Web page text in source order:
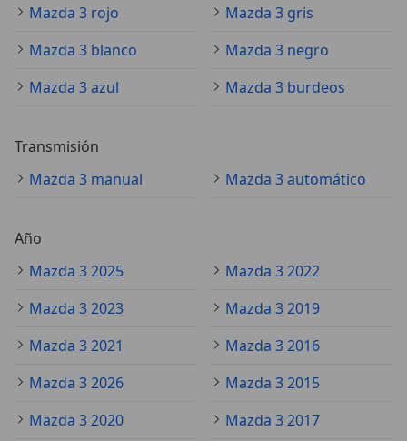
Mazda 3 rojo
Mazda 3 gris
Mazda 3 blanco
Mazda 3 negro
Mazda 3 azul
Mazda 3 burdeos
Transmisión
Mazda 3 manual
Mazda 3 automático
Año
Mazda 3 2025
Mazda 3 2022
Mazda 3 2023
Mazda 3 2019
Mazda 3 2021
Mazda 3 2016
Mazda 3 2026
Mazda 3 2015
Mazda 3 2020
Mazda 3 2017